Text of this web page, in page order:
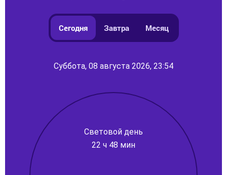
Сегодня Завтра Месяц
Суббота, 08 августа 2026, 23:54
Световой день
22 ч 48 мин